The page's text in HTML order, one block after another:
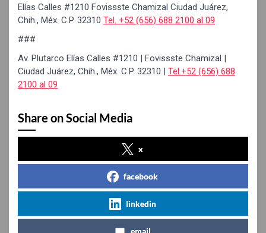
Elías Calles #1210 Fovissste Chamizal Ciudad Juárez,
Chih., Méx. C.P. 32310 Tel. +52 (656) 688 2100 al 09
###
Av. Plutarco Elías Calles #1210 | Fovissste Chamizal |
Ciudad Juárez, Chih., Méx. C.P. 32310 | Tel.+52 (656) 688
2100 al 09
Share on Social Media
x
facebook
linkedin
email